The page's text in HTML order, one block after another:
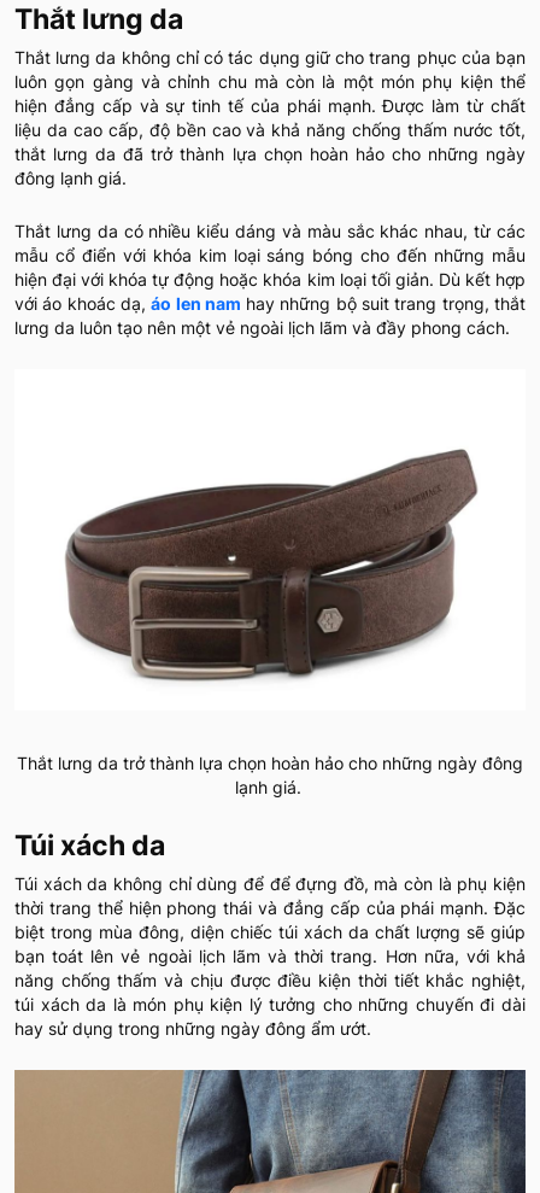
Thắt lưng da
Thắt lưng da không chỉ có tác dụng giữ cho trang phục của bạn
luôn gọn gàng và chỉnh chu mà còn là một món phụ kiện thể
hiện đẳng cấp và sự tinh tế của phái mạnh. Được làm từ chất
liệu da cao cấp, độ bền cao và khả năng chống thấm nước tốt,
thắt lưng da đã trở thành lựa chọn hoàn hảo cho những ngày
đông lạnh giá.
Thắt lưng da có nhiều kiểu dáng và màu sắc khác nhau, từ các
mẫu cổ điển với khóa kim loại sáng bóng cho đến những mẫu
hiện đại với khóa tự động hoặc khóa kim loại tối giản. Dù kết hợp
với áo khoác dạ,áo len nam hay những bộ suit trang trọng, thắt
lưng da luôn tạo nên một vẻ ngoài lịch lãm và đầy phong cách.
Thắt lưng da trở thành lựa chọn hoàn hảo cho những ngày đông
lạnh giá.
Túi xách da
Túi xách da không chỉ dùng để để đựng đồ, mà còn là phụ kiện
thời trang thể hiện phong thái và đẳng cấp của phái mạnh. Đặc
biệt trong mùa đông, diện chiếc túi xách da chất lượng sẽ giúp
bạn toát lên vẻ ngoài lịch lãm và thời trang. Hơn nữa, với khả
năng chống thấm và chịu được điều kiện thời tiết khắc nghiệt,
túi xách da là món phụ kiện lý tưởng cho những chuyến đi dài
hay sử dụng trong những ngày đông ẩm ướt.